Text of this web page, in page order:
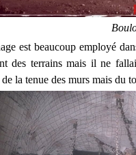
est beaucoup employé
des terrains mais il ne
la tenue des murs mais du